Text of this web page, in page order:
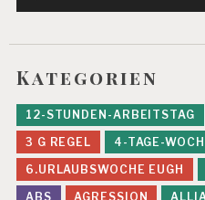
S
N
D
E
A
R
B
Kategorien
12-STUNDEN-ARBEITSTAG
3 G REGEL
4-TAGE-
6.URLAUBSWOCHE EUGH
ABS
AGRESSION